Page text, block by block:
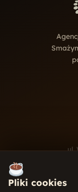
ul.
Pliki cookies